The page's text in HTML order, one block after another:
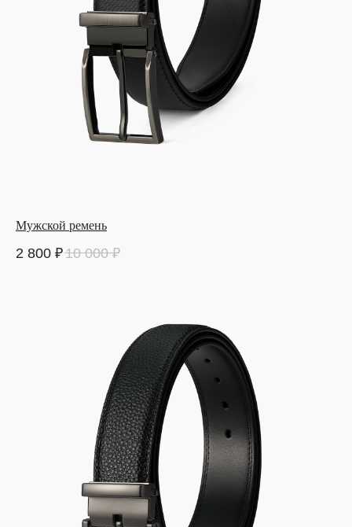
Мужской ремень
2 800 ₽10 000 ₽